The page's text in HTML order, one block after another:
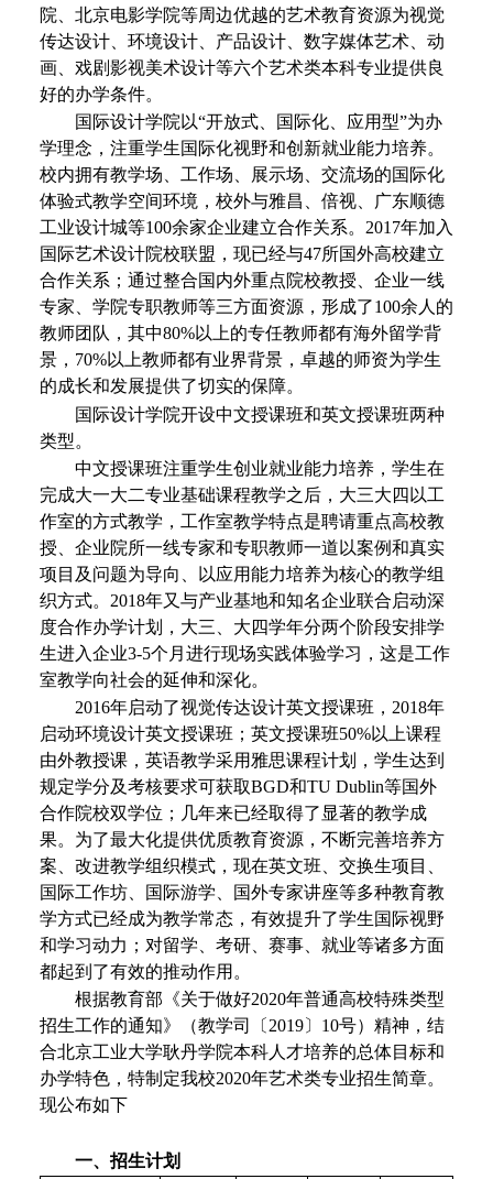
院、北京电影学院等周边优越的艺术教育资源为视觉
传达设计、环境设计、产品设计、数字媒体艺术、动
画、戏剧影视美术设计等六个艺术类本科专业提供良
好的办学条件。
国际设计学院以“开放式、国际化、应用型”为办
学理念，注重学生国际化视野和创新就业能力培养。
校内拥有教学场、工作场、展示场、交流场的国际化
体验式教学空间环境，校外与雅昌、倍视、广东顺德
工业设计城等100余家企业建立合作关系。2017年加入
国际艺术设计院校联盟，现已经与47所国外高校建立
合作关系；通过整合国内外重点院校教授、企业一线
专家、学院专职教师等三方面资源，形成了100余人的
教师团队，其中80%以上的专任教师都有海外留学背
景，70%以上教师都有业界背景，卓越的师资为学生
的成长和发展提供了切实的保障。
国际设计学院开设中文授课班和英文授课班两种
类型。
中文授课班注重学生创业就业能力培养，学生在
完成大一大二专业基础课程教学之后，大三大四以工
作室的方式教学，工作室教学特点是聘请重点高校教
授、企业院所一线专家和专职教师一道以案例和真实
项目及问题为导向、以应用能力培养为核心的教学组
织方式。 2018年又与产业基地和知名企业联合启动深
度合作办学计划，大三、大四学年分两个阶段安排学
生进入企业3-5个月进行现场实践体验学习，这是工作
室教学向社会的延伸和深化。
2016年启动了视觉传达设计英文授课班，2018年
启动环境设计英文授课班；英文授课班50%以上课程
由外教授课，英语教学采用雅思课程计划，学生达到
规定学分及考核要求可获取BGD和TU Dublin等国外
合作院校双学位；几年来已经取得了显著的教学成
果。为了最大化提供优质教育资源，不断完善培养方
案、改进教学组织模式，现在英文班、交换生项目、
国际工作坊、国际游学、国外专家讲座等多种教育教
学方式已经成为教学常态，有效提升了学生国际视野
和学习动力；对留学、考研、赛事、就业等诸多方面
都起到了有效的推动作用。
根据教育部《关于做好2020年普通高校特殊类型
招生工作的通知》（教学司〔2019〕10号）精神，结
合北京工业大学耿丹学院本科人才培养的总体目标和
办学特色，特制定我校2020年艺术类专业招生简章。
现公布如下
一、招生计划